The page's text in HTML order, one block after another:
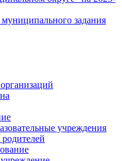
задания
учреждения